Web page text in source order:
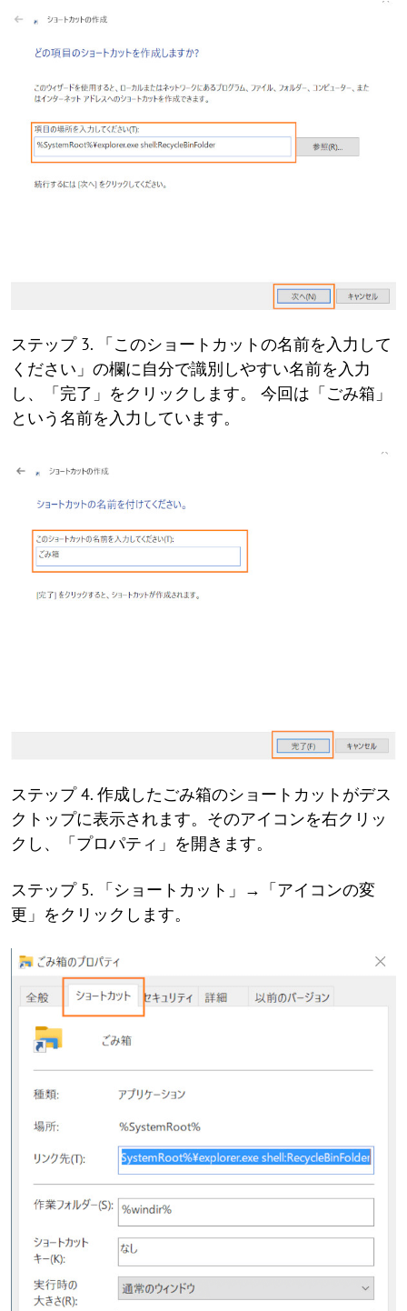
ステップ 3. 「このショートカットの名前を入力して
ください」の欄に自分で識別しやすい名前を入力
し、「完了」をクリックします。 今回は「ごみ箱」
という名前を入力しています。
ステップ 4. 作成したごみ箱のショートカットがデス
クトップに表示されます。そのアイコンを右クリッ
クし、「プロパティ」を開きます。
ステップ 5. 「ショートカット」→「アイコンの変
更」をクリックします。